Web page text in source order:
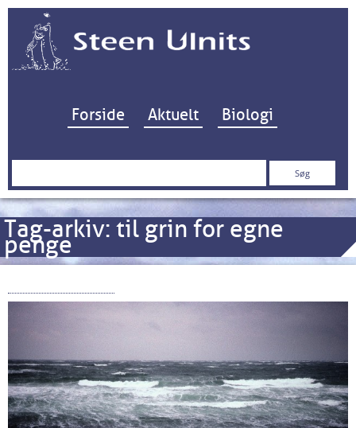
Hop til indhold
Forside Aktuelt Biologi
Søg
Tag-arkiv: til grin for egne
penge